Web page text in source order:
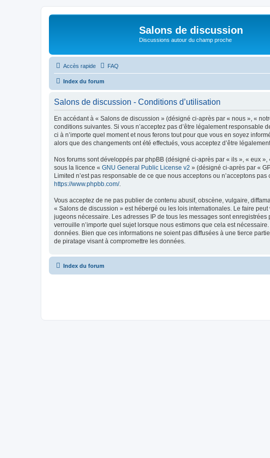
Salons de discussion
Discussions autour du champ proche
Accès rapide FAQ
Index du forum
Salons de discussion - Conditions d’utilisation
En accédant à « Salons de discussion » (désigné ci-après par « nous », «
conditions suivantes. Si vous n’acceptez pas d’être légalement
ci à n’importe quel moment et nous ferons tout pour que vous en soyez
alors que des changements ont été effectués, vous acceptez d’être
Nos forums sont développés par phpBB (désigné ci-après par « ils », « eux
sous la licence « GNU General Public License v2 » (désigné ci-après par «
Limited n’est pas responsable de ce que nous acceptons ou n’acceptons
https://www.phpbb.com/.
Vous acceptez de ne pas publier de contenu abusif, obscène, vulgaire,
« Salons de discussion » est hébergé ou les lois internationales. Le faire
jugeons nécessaire. Les adresses IP de tous les messages sont
verrouille n’importe quel sujet lorsque nous estimons que cela est
données. Bien que ces informations ne soient pas diffusées à une tierce
de piratage visant à compromettre les données.
Index du forum